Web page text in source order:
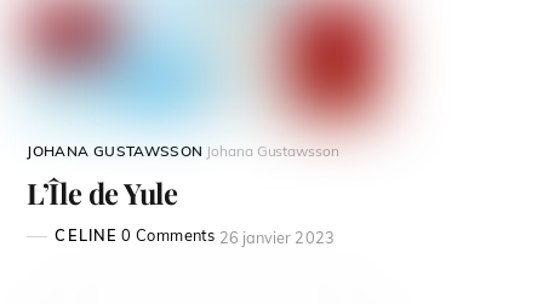
JOHANA GUSTAWSSON Johana Gustawsson
L’Île de Yule
CELINE 0 Comments 26 janvier 2023